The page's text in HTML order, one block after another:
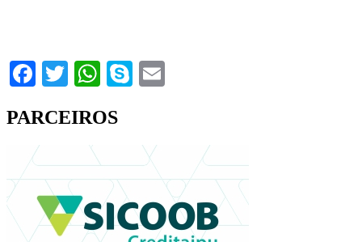
Facebook
TwitterWhatsApp
Skype
PARCEIROS